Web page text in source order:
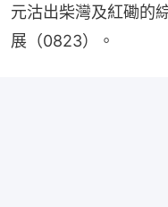
元沽出柴灣及紅磡的
展（0823）。